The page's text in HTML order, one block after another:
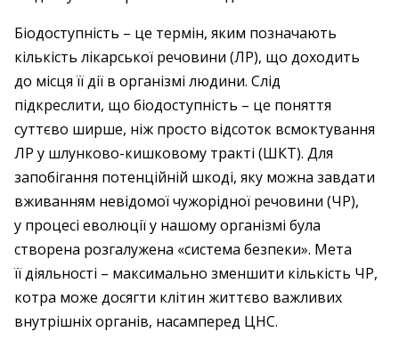
Біодоступність – це термін, яким позначають
кількість лікарської речовини (ЛР), що доходить
до місця її дії в організмі людини. Слід
підкреслити, що біодоступність – це поняття
суттєво ширше, ніж просто відсоток всмоктування
ЛР у шлунково-кишковому тракті (ШКТ). Для
запобігання потенційній шкоді, яку можна завдати
вживанням невідомої чужорідної речовини (ЧР),
у процесі еволюції у нашому організмі була
створена розгалужена «система безпеки». Мета
її діяльності – максимально зменшити кількість ЧР,
котра може досягти клітин життєво важливих
внутрішніх органів, насамперед ЦНС.